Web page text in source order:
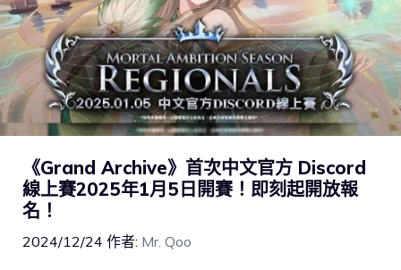
《Grand Archive》首次中文官方 Discord
線上賽2025年1月5日開賽！即刻起開放報
名！
2024/12/24 作者: Mr. Qoo